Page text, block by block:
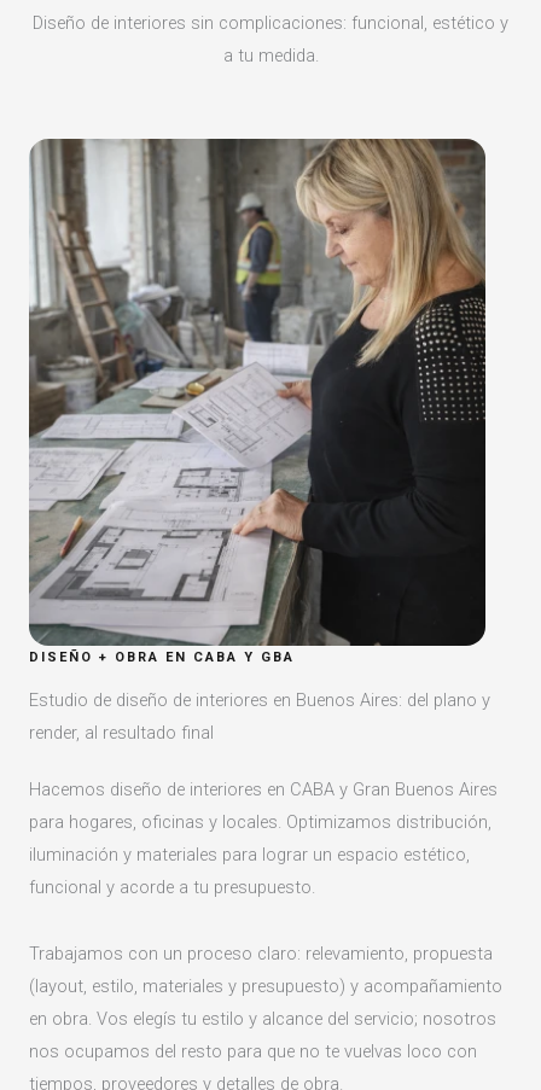
Diseño de interiores sin complicaciones: funcional, estético y
a tu medida.
DISEÑO + OBRA EN CABA Y GBA
Estudio de diseño de interiores en Buenos Aires: del plano y
render, al resultado final
Hacemos diseño de interiores en CABA y Gran Buenos Aires
para hogares, oficinas y locales. Optimizamos distribución,
iluminación y materiales para lograr un espacio estético,
funcional y acorde a tu presupuesto.
Trabajamos con un proceso claro: relevamiento, propuesta
(layout, estilo, materiales y presupuesto) y acompañamiento
en obra. Vos elegís tu estilo y alcance del servicio; nosotros
nos ocupamos del resto para que no te vuelvas loco con
tiempos, proveedores y detalles de obra.